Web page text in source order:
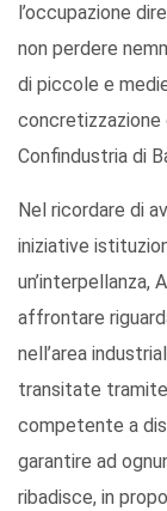
l’occupazione
non perdere
di piccole e
Confindustria di
Nel ricordare di
iniziative
un’interpellanza,
affrontare
nell’area
transitate
competente a
garantire ad
ribadisce, in